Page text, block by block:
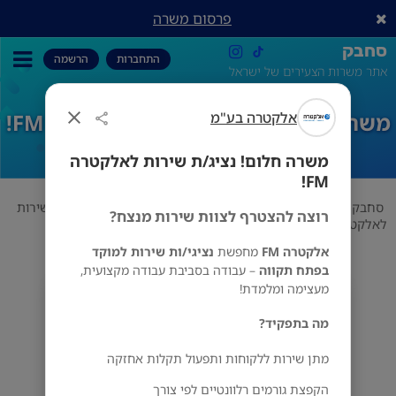
אלקטרה בע"מ
משרה חלום! נציג/ת שירות לאלקטרה
FM!
רוצה להצטרף לצוות שירות מנצח?
אלקטרה FM מחפשת נציגי/ות שירות למוקד
בפתח תקווה – עבודה בסביבת עבודה מקצועית,
מעצימה ומלמדת!
מה בתפקיד?
מתן שירות ללקוחות ותפעול תקלות אחזקה
הקפצת גורמים רלוונטיים לפי צורך
פרסום משרה
סחבק
אתר משרות הצעירים של ישראל
התחברות הרשמה
משרה חלום! נציג/ת שירות לאלקטרה FM!
סחבק שירות לקוחות אלקטרה בע"מ
משרה חלום! נציג/ת שירות
לאלקטרה FM!
פתח תקווה